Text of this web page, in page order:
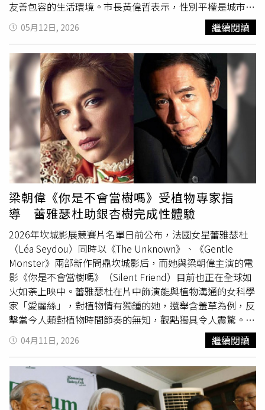
Colin）則表示，她希望藉此機會凸顯性別不平等問題，
「七大工業國集團所代表的價值觀完全帶有厭女色彩，而且
助長了不平等現象。」
友善包容的生活環境。市長黃偉哲表示，性別平權是城市進
步的重要基石，臺南市持續推動多元與包容政策，並透過區
公所及在地據點共同參與，將平權理念深入社區生活，讓不
同性別身分皆能被理解與尊重，打造具有人權價值與溫度的
宜居城市。社會局長郭乃文指出，性別平權不僅是制度的推
動，更需要透過教育與對話逐步深化於日常生活之中。市府
持續透過多元課程與宣導活動，促進社會大眾對性別議題的
認識與理解，並鼓勵以尊重差異、包容多元的態度參與公共
生活，逐步營造友善共融的社會環境。南市府指出，目前活
動已開放報名，本次系列講座共規劃5場次，將於5月20日
至23日陸續展開，內容從日常生活中的性別觀察出發，延伸
至跨性別者生命經驗分享，以及醫療制度與社會處境等議
題，協助參與者從生活面到制度面多元理解性別議題，提升
性別敏感度與同理能力。本次特別邀請台灣同志諮詢熱線協
會南部辦公室社群資源主任楊掁賢擔任講師，楊主任具高雄
醫學大學性別研究所碩士背景，長期投入性別與同志教育宣
導及社群經營，將以深入淺出的方式帶領民眾認識多元性別
議題。活動另搭配「聽講座集點換好禮」，鼓勵民眾跨場次
參與，深化學習歷程與公共對話。南市府表示，臺南市南瀛
及曾文婦女福利服務中心持續深入社區據點、里鄰活動及地
方團體，推動性別平等、多元性別、性別暴力防治及婦女權
益等宣導，透過生活化講座、互動體驗與案例分享，將相關
觀念融入社區日常，提升民眾對多元性別、尊重界線及人身
安全的認識，並強化在地預防意識與支持網絡，讓友善共融
的理念持續扎根。同時，中心亦延續婦女培力與支持服務，
規劃於6月辦理「陪伴也可以很溫柔」婦女志工學習課程，
並於7月推出「在色彩遇見自己」心靈療癒與創作探索課
程，透過培力與藝術媒介，陪伴婦女自我成長、促進心理健
康與社會參與。
05月12日, 2026 繼續閱讀
梁朝偉《你是不會當樹嗎》受植物專家指
導 蕾雅瑟杜助銀杏樹完成性體驗
2026年坎城影展競賽片名單日前公布，法國女星蕾雅瑟杜
（Léa Seydou）同時以《The Unknown》、《Gentle
Monster》兩部新作問鼎坎城影后，而她與梁朝偉主演的電
影《你是不會當樹嗎》（Silent Friend）目前也正在全球如
火如荼上映中。蕾雅瑟杜在片中飾演能與植物溝通的女科學
家「愛麗絲」，對植物情有獨鍾的她，還舉含羞草為例，反
擊當今人類對植物時間節奏的無知，觀點獨具令人震驚。蕾
雅瑟杜將植物的秘辛傾囊相授，成為王教授（梁朝偉 飾）
的植物導師。兩人在疫情封鎖期間共同合作，促成銀杏樹完
成第一次的「性體驗」，成為全片男女平權最和諧平等的一
對。有趣的是，《你是不會當樹嗎》除了「最強女主角」銀
杏樹，就屬她與梁朝偉有最多對手戲。蕾雅瑟杜在電影開拍
前，還不斷透過筆電螢幕跟梁朝偉對戲，果然默契十足、展
04月11日, 2026 繼續閱讀